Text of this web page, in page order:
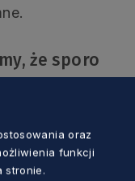
że sporo
obawy o
z oraz
funkcji
stronie.